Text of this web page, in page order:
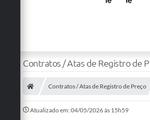
Contratos / Atas de Registro de
Contratos / Atas de Registro de Preço
Atualizado em: 04/05/2026 às 15h59